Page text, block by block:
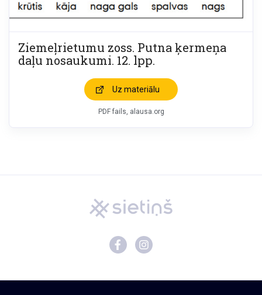
Ziemeļrietumu zoss. Putna ķermeņa
daļu nosaukumi. 12. lpp.
Uz materiālu
PDF fails, alausa.org